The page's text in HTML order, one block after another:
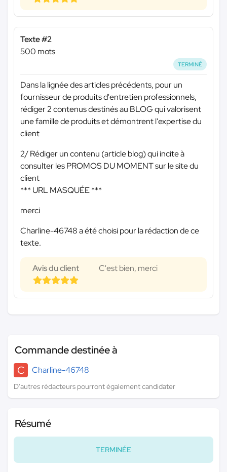
Texte #2
500 mots
TERMINÉ
Dans la lignée des articles précédents, pour un
fournisseur de produits d'entretien professionnels,
rédiger 2 contenus destinés au BLOG qui valorisent
une famille de produits et démontrent l'expertise du
client
2/ Rédiger un contenu (article blog) qui incite à
consulter les PROMOS DU MOMENT sur le site du
client
*** URL MASQUÉE ***
merci
Charline-46748 a été choisi pour la rédaction de ce
texte.
Avis du client C'est bien, merci
Commande destinée à
C
Charline-46748
D'autres rédacteurs pourront également candidater
Résumé
TERMINÉE